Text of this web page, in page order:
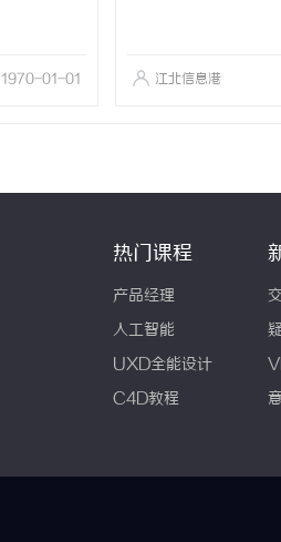
1970-01-01 江北信息港
热门课程
产品经理
人工智能
UXD全能设计
C4D教程